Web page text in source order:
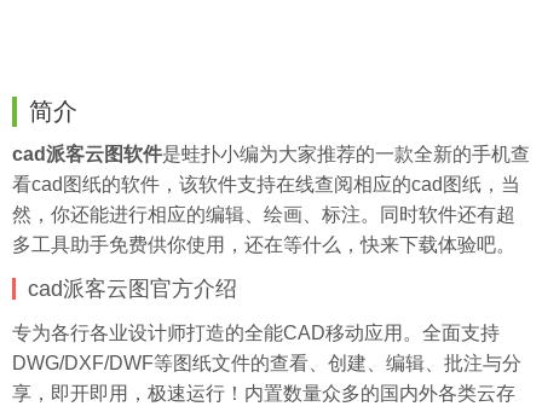
简介
cad派客云图软件是蛙扑小编为大家推荐的一款全新的手机查
看cad图纸的软件，该软件支持在线查阅相应的cad图纸，当
然，你还能进行相应的编辑、绘画、标注。同时软件还有超
多工具助手免费供你使用，还在等什么，快来下载体验吧。
cad派客云图官方介绍
专为各行各业设计师打造的全能CAD移动应用。全面支持
DWG/DXF/DWF等图纸文件的查看、创建、编辑、批注与分
享，即开即用，极速运行！内置数量众多的国内外各类云存